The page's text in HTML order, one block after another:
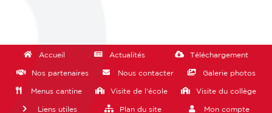
Accueil Actualités Téléchargement
Nos partenaires Nous contacter Galerie photos
Menus cantine Visite de l'école Visite du collège
Liens utiles Plan du site Mon compte